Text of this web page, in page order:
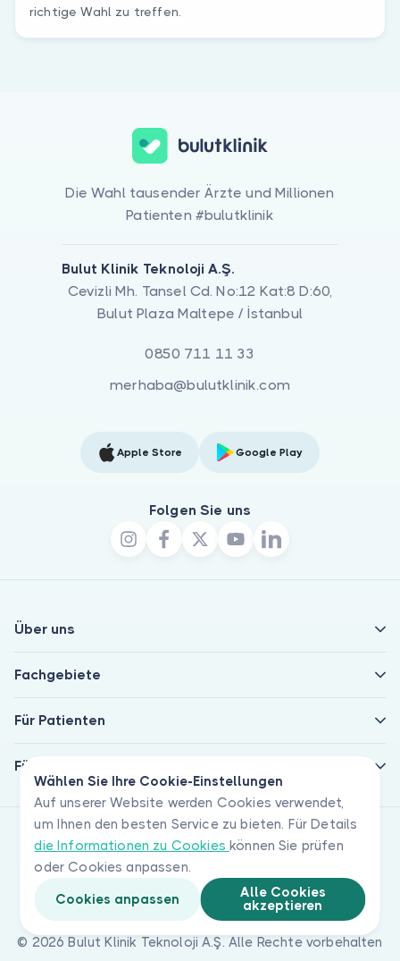
richtige Wahl zu treffen.
Wählen Sie Ihre Cookie-Einstellungen
Auf unserer Website werden Cookies verwendet,
um Ihnen den besten Service zu bieten. Für Details
die Informationen zu Cookieskönnen Sie prüfen
oder Cookies anpassen.
Cookies anpassen
Alle Cookies
akzeptieren
Die Wahl tausender Ärzte und Millionen
Patienten #bulutklinik
Bulut Klinik Teknoloji A.Ş.
Cevizli Mh. Tansel Cd. No:12 Kat:8 D:60,
Bulut Plaza Maltepe / İstanbul
0850 711 11 33
merhaba@bulutklinik.com
Apple Store Google Play
Folgen Sie uns
Über uns
Fachgebiete
Für Patienten
Für Ärzte
© 2026 Bulut Klinik Teknoloji A.Ş. Alle Rechte vorbehalten